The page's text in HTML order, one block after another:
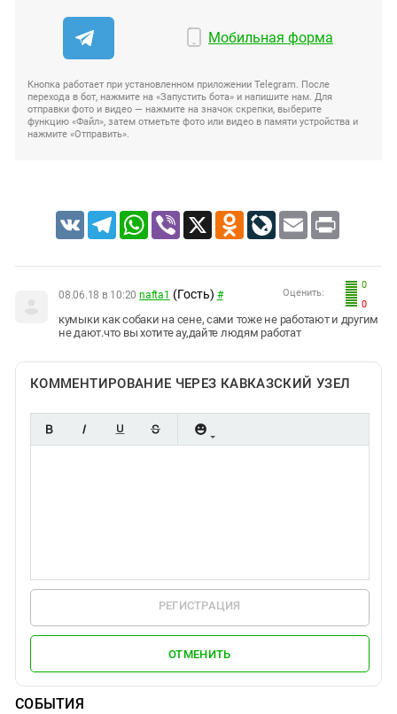
Мобильная форма
Кнопка работает при установленном приложении Telegram. После
перехода в бот, нажмите на «Запустить бота» и напишите нам. Для
отправки фото и видео — нажмите на значок скрепки, выберите
функцию «Файл», затем отметьте фото или видео в памяти устройства и
нажмите «Отправить».
VK TelegramWhatsApp
Viber X Odnoklassniki
LiveJournal
Email Print
0
0
Оценить:
08.06.18 в 10:20 nafta1 (Гость) #
кумыки как собаки на сене, сами тоже не работают и другим
не дают.что вы хотите ау,дайте людям работат
КОММЕНТИРОВАНИЕ ЧЕРЕЗ КАВКАЗСКИЙ УЗЕЛ
РЕГИСТРАЦИЯ
ОТМЕНИТЬ
СОБЫТИЯ